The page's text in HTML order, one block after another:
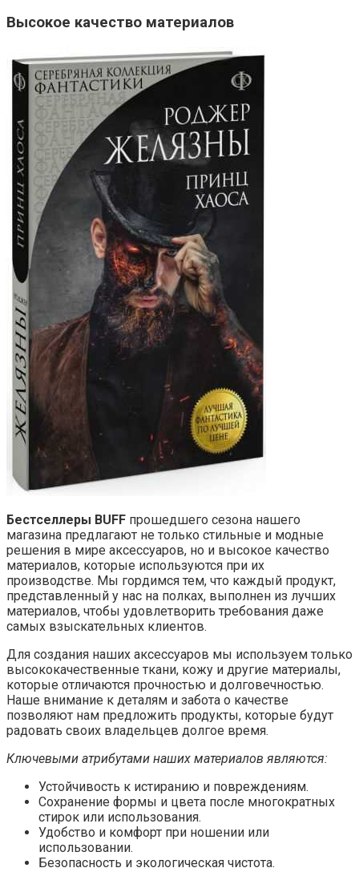
Высокое качество материалов
Бестселлеры BUFF прошедшего сезона нашего
магазина предлагают не только стильные и модные
решения в мире аксессуаров, но и высокое качество
материалов, которые используются при их
производстве. Мы гордимся тем, что каждый продукт,
представленный у нас на полках, выполнен из лучших
материалов, чтобы удовлетворить требования даже
самых взыскательных клиентов.
Для создания наших аксессуаров мы используем только
высококачественные ткани, кожу и другие материалы,
которые отличаются прочностью и долговечностью.
Наше внимание к деталям и забота о качестве
позволяют нам предложить продукты, которые будут
радовать своих владельцев долгое время.
Ключевыми атрибутами наших материалов являются:
Устойчивость к истиранию и повреждениям.
Сохранение формы и цвета после многократных
стирок или использования.
Удобство и комфорт при ношении или
использовании.
Безопасность и экологическая чистота.